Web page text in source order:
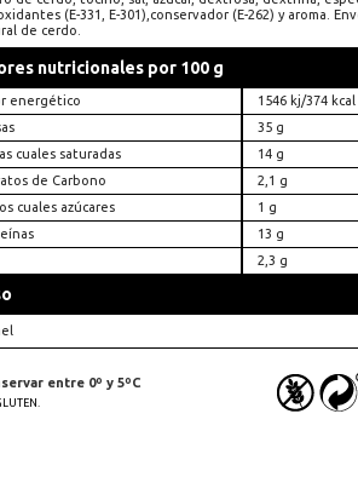
(E-331, E-301),conservador (E-262) y aroma.
de cerdo.
nutricionales por 100 g
energético
1546 kj/374 kcal
35 g
cuales saturadas
14 g
de Carbono
2,1 g
cuales azúcares
1 g
13 g
2,3 g
entre 0º y 5ºC